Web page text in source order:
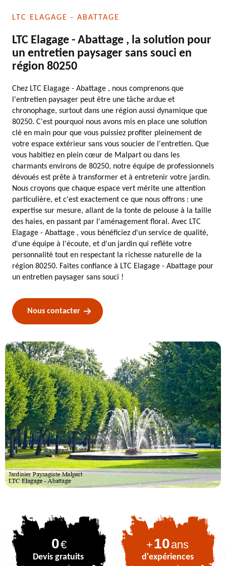
LTC ELAGAGE - ABATTAGE
LTC Elagage - Abattage , la solution pour
un entretien paysager sans souci en
région 80250
Chez LTC Elagage - Abattage , nous comprenons que
l'entretien paysager peut être une tâche ardue et
chronophage, surtout dans une région aussi dynamique que
80250. C'est pourquoi nous avons mis en place une solution
clé en main pour que vous puissiez profiter pleinement de
votre espace extérieur sans vous soucier de l'entretien. Que
vous habitiez en plein cœur de Malpart ou dans les
charmants environs de 80250, notre équipe de professionnels
dévoués est prête à transformer et à entretenir votre jardin.
Nous croyons que chaque espace vert mérite une attention
particulière, et c'est exactement ce que nous offrons : une
expertise sur mesure, allant de la tonte de pelouse à la taille
des haies, en passant par l'aménagement floral. Avec LTC
Elagage - Abattage , vous bénéficiez d'un service de qualité,
d'une équipe à l'écoute, et d'un jardin qui reflète votre
personnalité tout en respectant la richesse naturelle de la
région 80250. Faites confiance à LTC Elagage - Abattage pour
un entretien paysager sans souci !
Nous contacter
0€
Devis gratuits
+10ans
d'expériences